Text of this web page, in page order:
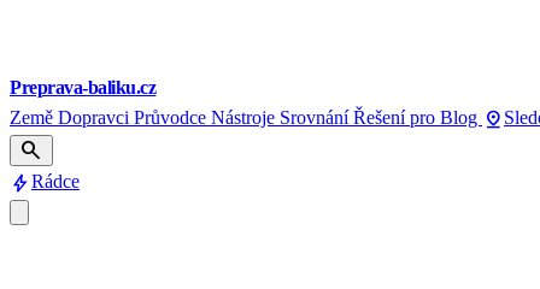
Preprava-baliku.cz
Země Dopravci Průvodce Nástroje Srovnání Řešení pro Blog pin_drop
search
boltRádce